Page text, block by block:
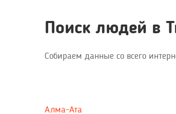
Поиск людей в
Собираем данные со всего
Алма-Ата